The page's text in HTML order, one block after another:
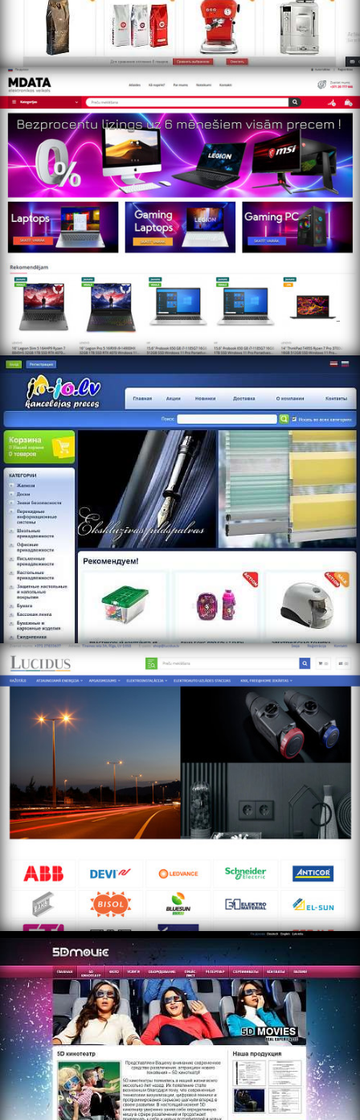
https://www.mdata.lv
https://www.jo-jo.lv
https://online.lucidus.lv/
https://www.multidkino.com